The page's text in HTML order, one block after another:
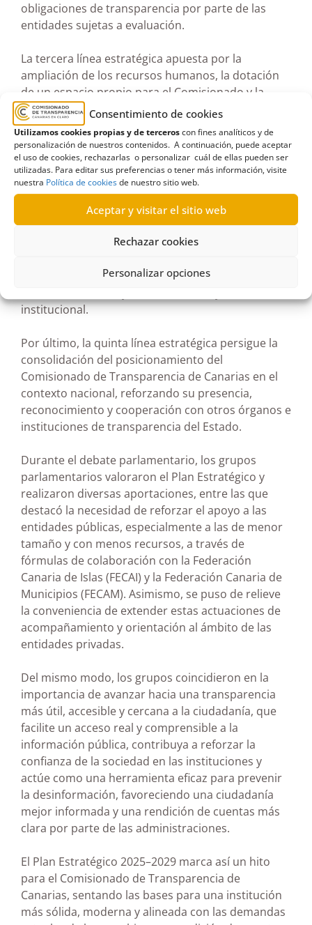
Consentimiento de cookies
Utilizamos cookies propias y de terceroscon fines analíticos y de
personalización de nuestros contenidos. A continuación, puede aceptar
el uso de cookies, rechazarlas o personalizar cuál de ellas pueden ser
utilizadas. Para editar sus preferencias o tener más información, visite
nuestra Política de cookiesde nuestro sitio web.
Aceptar y visitar el sitio web
Rechazar cookies
Personalizar opciones
obligaciones de transparencia por parte de las
entidades sujetas a evaluación.
La tercera línea estratégica apuesta por la
ampliación de los recursos humanos, la dotación
de un espacio propio para el Comisionado y la
modernización de los procesos internos y de los
aplicativos, especialmente en lo relativo a la
presentación y gestión de los cuestionarios de
evaluación, con el fin de ganar en eficiencia y
agilidad.
En la cuarta línea, el Plan pone el foco en fomentar
la cultura de la transparencia, haciéndola más
accesible, comprensible y cercana tanto para las
ciudadanía, promoviendo su valor como
institucional.
Por último, la quinta línea estratégica persigue la
consolidación del posicionamiento del
Comisionado de Transparencia de Canarias en el
contexto nacional, reforzando su presencia,
reconocimiento y cooperación con otros órganos e
instituciones de transparencia del Estado.
Durante el debate parlamentario, los grupos
parlamentarios valoraron el Plan Estratégico y
realizaron diversas aportaciones, entre las que
destacó la necesidad de reforzar el apoyo a las
entidades públicas, especialmente a las de menor
tamaño y con menos recursos, a través de
fórmulas de colaboración con la Federación
Canaria de Islas (FECAI) y la Federación Canaria de
Municipios (FECAM). Asimismo, se puso de relieve
la conveniencia de extender estas actuaciones de
acompañamiento y orientación al ámbito de las
entidades privadas.
Del mismo modo, los grupos coincidieron en la
importancia de avanzar hacia una transparencia
más útil, accesible y cercana a la ciudadanía, que
facilite un acceso real y comprensible a la
información pública, contribuya a reforzar la
confianza de la sociedad en las instituciones y
actúe como una herramienta eficaz para prevenir
la desinformación, favoreciendo una ciudadanía
mejor informada y una rendición de cuentas más
clara por parte de las administraciones.
El Plan Estratégico 2025–2029 marca así un hito
para el Comisionado de Transparencia de
Canarias, sentando las bases para una institución
más sólida, moderna y alineada con las demandas